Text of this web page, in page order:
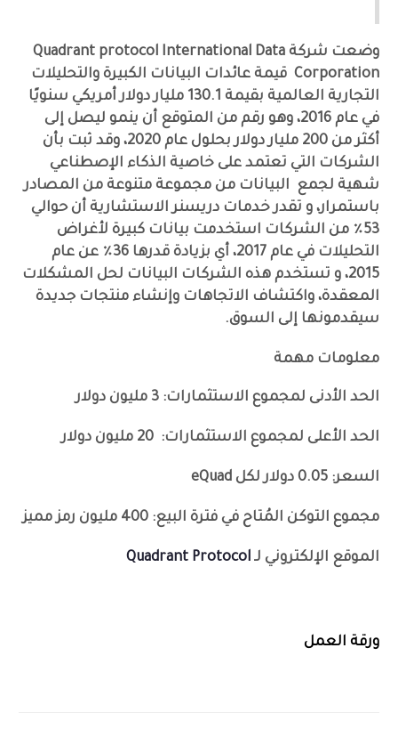
وضعت شركة Quadrant protocol International Data
Corporation قيمة عائدات البيانات الكبيرة والتحليلات
التجارية العالمية بقيمة 130.1 مليار دولار أمريكي سنويًا
في عام 2016، وهو رقم من المتوقع أن ينمو ليصل إلى
أكثر من 200 مليار دولار بحلول عام 2020، وقد ثبت بأن
الشركات التي تعتمد على خاصية الذكاء الإصطناعي
شهية لجمع البيانات من مجموعة متنوعة من المصادر
باستمرار، و تقدر خدمات دريسنر الاستشارية أن حوالي
53٪ من الشركات استخدمت بيانات كبيرة لأغراض
التحليلات في عام 2017، أي بزيادة قدرها 36٪ عن عام
2015، و تستخدم هذه الشركات البيانات لحل المشكلات
المعقدة، واكتشاف الاتجاهات وإنشاء منتجات جديدة
سيقدمونها إلى السوق.
معلومات مهمة
الحد الأدنى لمجموع الاستثمارات: 3 مليون دولار
الحد الأعلى لمجموع الاستثمارات:
السعر: 0.05 دولار لكل eQuad
مجموع التوكن المُتاح في فترة البيع:
الموقع الإلكتروني لـ Quadrant Protocol
ورقة العمل